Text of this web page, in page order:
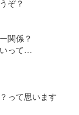
ぞ？
関係？
って…
って思います